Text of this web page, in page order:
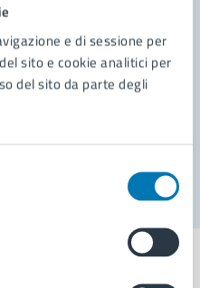
e di sessione per
sito e cookie analitici per
del sito da parte degli